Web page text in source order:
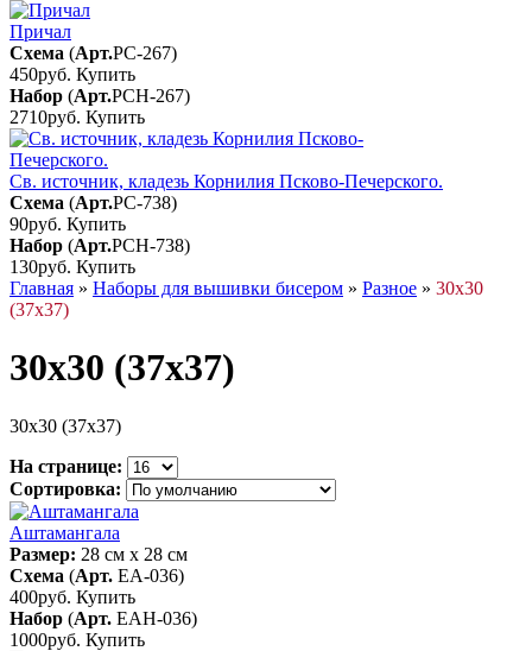
Причал
Схема (Арт.РС-267)
450руб. Купить
Набор (Арт.РСН-267)
2710руб. Купить
Св. источник, кладезь Корнилия Псково-Печерского.
Схема (Арт.РС-738)
90руб. Купить
Набор (Арт.РСН-738)
130руб. Купить
Главная » Наборы для вышивки бисером » Разное » 30х30
(37х37)
30х30 (37х37)
30х30 (37х37)
На странице:
Сортировка:
Аштамангала
Размер: 28 см x 28 см
Схема (Арт. ЕА-036)
400руб. Купить
Набор (Арт. ЕАН-036)
1000руб. Купить